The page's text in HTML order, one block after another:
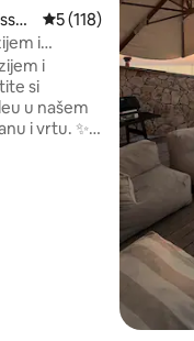
Prosječna ocjena: 5/
5 (118)
i
i
u našem
i vrtu. ✨